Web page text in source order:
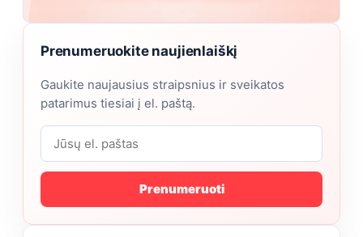
Prenumeruokite naujienlaiškį
Gaukite naujausius straipsnius ir sveikatos
patarimus tiesiai į el. paštą.
Prenumeruoti